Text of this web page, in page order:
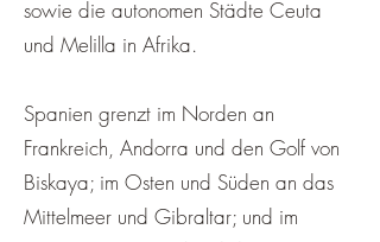
sowie die autonomen Städte Ceuta
und Melilla in Afrika.
Spanien grenzt im Norden an
Frankreich, Andorra und den Golf von
Biskaya; im Osten und Süden an das
Mittelmeer und Gibraltar; und im